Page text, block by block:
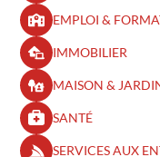
EMPLOI &
IMMOBILIER
MAISON &
SANTÉ
SERVICES AUX